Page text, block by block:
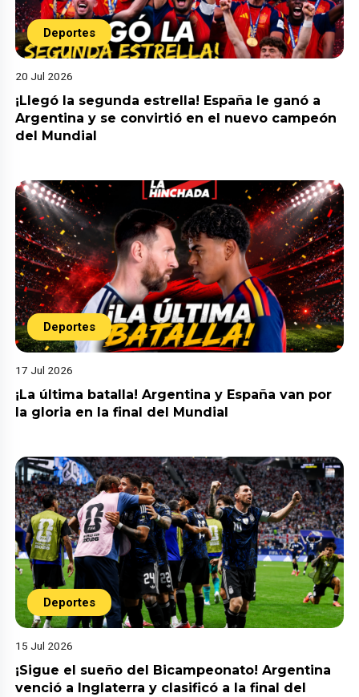
Deportes
20 Jul 2026
¡Llegó la segunda estrella! España le ganó a
Argentina y se convirtió en el nuevo campeón
del Mundial
Deportes
17 Jul 2026
¡La última batalla! Argentina y España van por
la gloria en la final del Mundial
Deportes
15 Jul 2026
¡Sigue el sueño del Bicampeonato! Argentina
venció a Inglaterra y clasificó a la final del